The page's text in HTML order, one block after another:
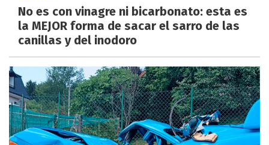
No es con vinagre ni bicarbonato: esta es
la MEJOR forma de sacar el sarro de las
canillas y del inodoro